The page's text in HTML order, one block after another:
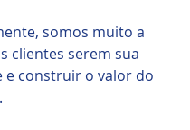
somos muito a
clientes serem sua
e construir o valor do